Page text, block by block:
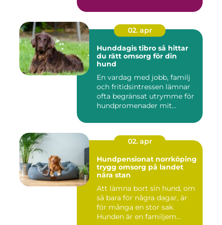
02. apr
Hunddagis tibro så hittar
du rätt omsorg för din
hund
En vardag med jobb, familj
och fritidsintressen lämnar
ofta begränsat utrymme för
hundpromenader mit...
02. apr
Hundpensionat norrköping
trygg omsorg på landet
nära stan
Att lämna bort sin hund, om
så bara för några dagar, är
för många en stor sak.
Hunden är en familjem...